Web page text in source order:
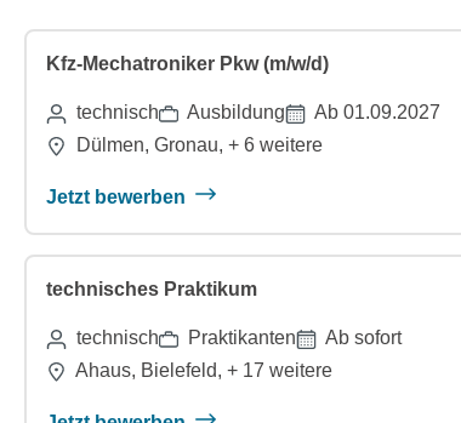
Kfz-Mechatroniker Pkw (m/w/d)
technisch Ausbildung
Ab 01.09.2027
Dülmen, Gronau, + 6 weitere
Jetzt bewerben
technisches Praktikum
technisch Praktikanten
Ab sofort
Ahaus, Bielefeld, + 17 weitere